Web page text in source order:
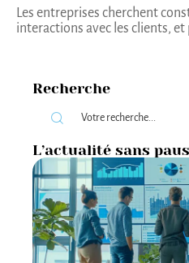
Les entreprises cherchent
interactions avec les clients, et
Recherche
L’actualité sans